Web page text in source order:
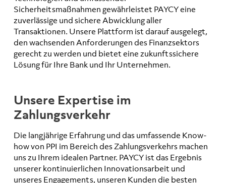
Sicherheitsmaßnahmen gewährleistet PAYCY eine
zuverlässige und sichere Abwicklung aller
Transaktionen. Unsere Plattform ist darauf ausgelegt,
den wachsenden Anforderungen des Finanzsektors
gerecht zu werden und bietet eine zukunftssichere
Lösung für Ihre Bank und Ihr Unternehmen.
Unsere Expertise im
Zahlungsverkehr
Die langjährige Erfahrung und das umfassende Know-
how von PPI im Bereich des Zahlungsverkehrs machen
uns zu Ihrem idealen Partner. PAYCY ist das Ergebnis
unserer kontinuierlichen Innovationsarbeit und
unseres Engagements, unseren Kunden die besten